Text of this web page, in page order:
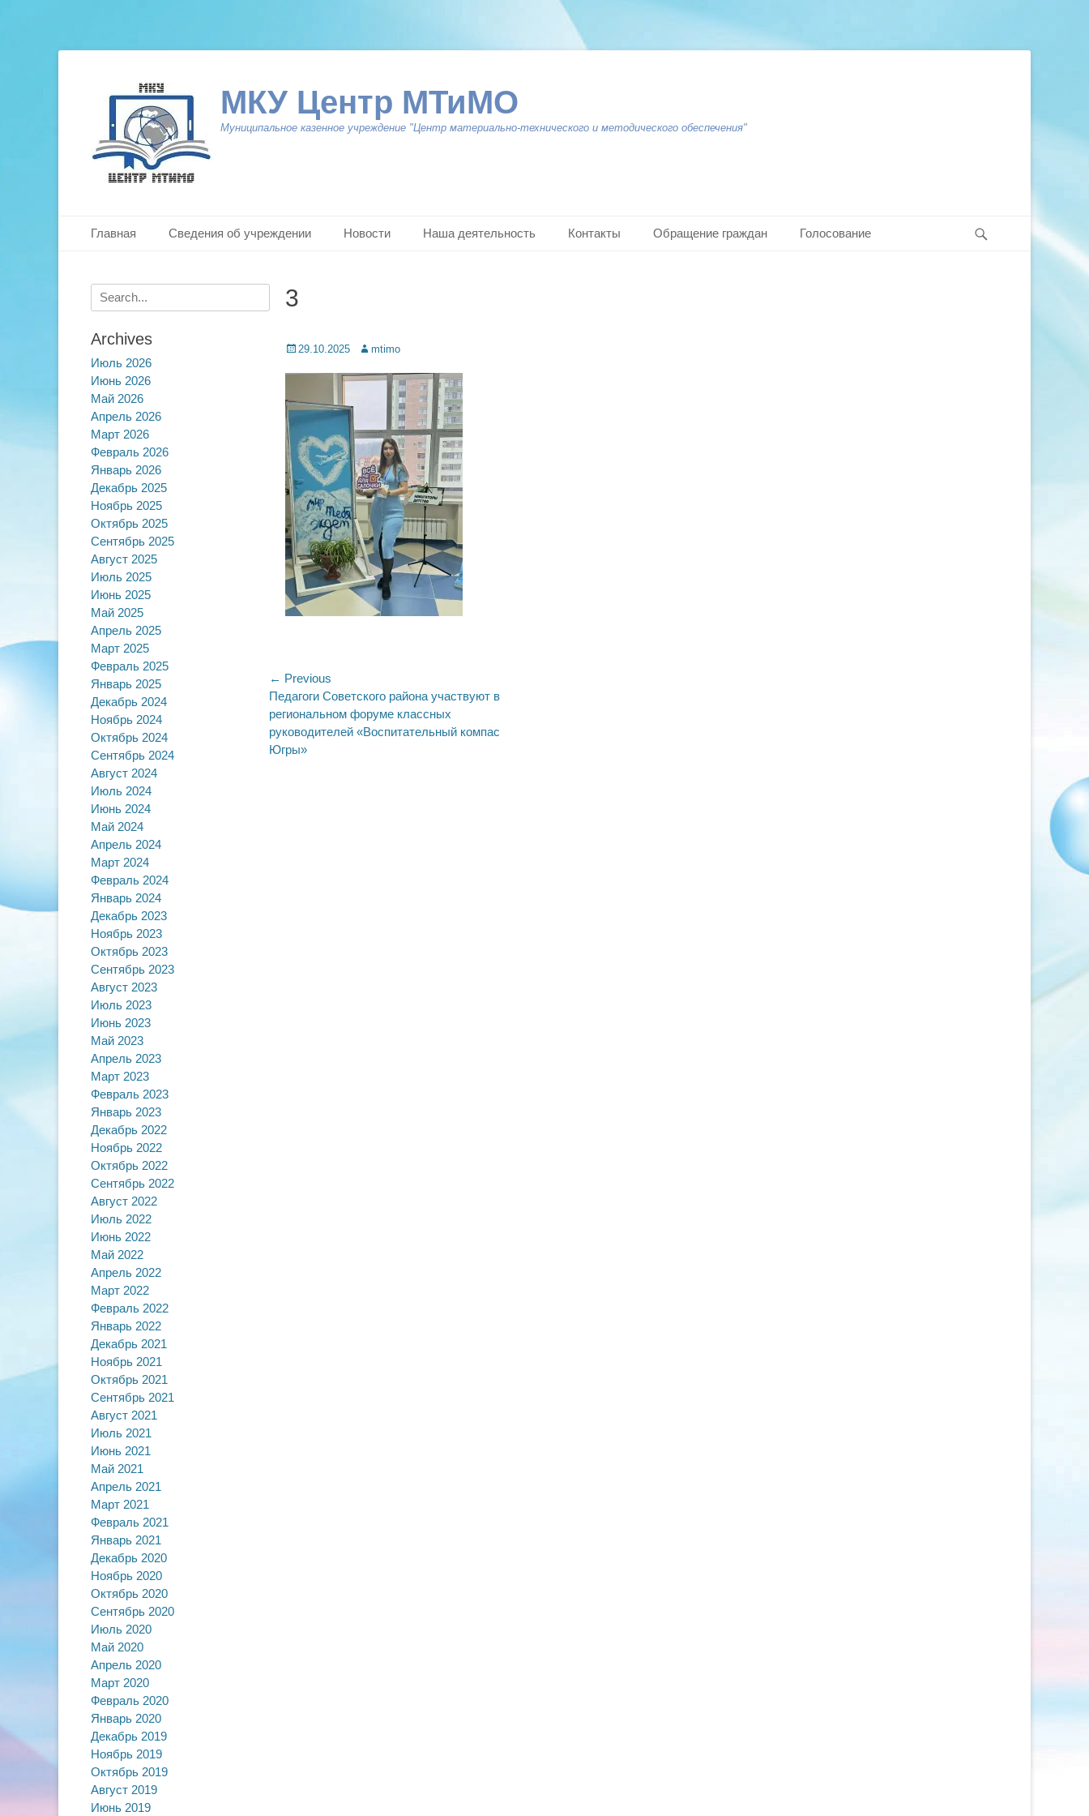
МКУ Центр МТиМО
Муниципальное казенное учреждение "Центр материально-технического и методического обеспечения"
Primary Menu
Главная Сведения об учреждении Новости Наша деятельность Контакты Обращение граждан Голосование
3
Posted
29.10.2025 Author
mtimo
Навигация
по
записям
← Previous
Previous
post:
Педагоги Советского района участвуют в
региональном форуме классных
руководителей «Воспитательный компас
Югры»
Search
for:
Archives
Июль 2026
Июнь 2026
Май 2026
Апрель 2026
Март 2026
Февраль 2026
Январь 2026
Декабрь 2025
Ноябрь 2025
Октябрь 2025
Сентябрь 2025
Август 2025
Июль 2025
Июнь 2025
Май 2025
Апрель 2025
Март 2025
Февраль 2025
Январь 2025
Декабрь 2024
Ноябрь 2024
Октябрь 2024
Сентябрь 2024
Август 2024
Июль 2024
Июнь 2024
Май 2024
Апрель 2024
Март 2024
Февраль 2024
Январь 2024
Декабрь 2023
Ноябрь 2023
Октябрь 2023
Сентябрь 2023
Август 2023
Июль 2023
Июнь 2023
Май 2023
Апрель 2023
Март 2023
Февраль 2023
Январь 2023
Декабрь 2022
Ноябрь 2022
Октябрь 2022
Сентябрь 2022
Август 2022
Июль 2022
Июнь 2022
Май 2022
Апрель 2022
Март 2022
Февраль 2022
Январь 2022
Декабрь 2021
Ноябрь 2021
Октябрь 2021
Сентябрь 2021
Август 2021
Июль 2021
Июнь 2021
Май 2021
Апрель 2021
Март 2021
Февраль 2021
Январь 2021
Декабрь 2020
Ноябрь 2020
Октябрь 2020
Сентябрь 2020
Июль 2020
Май 2020
Апрель 2020
Март 2020
Февраль 2020
Январь 2020
Декабрь 2019
Ноябрь 2019
Октябрь 2019
Август 2019
Июнь 2019